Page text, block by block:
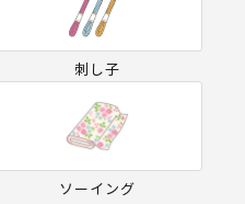
刺し子
ソーイング